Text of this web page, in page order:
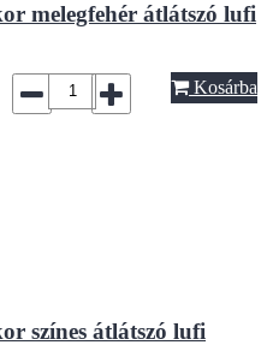
melegfehér átlátszó lufi
Kosárba
színes átlátszó lufi